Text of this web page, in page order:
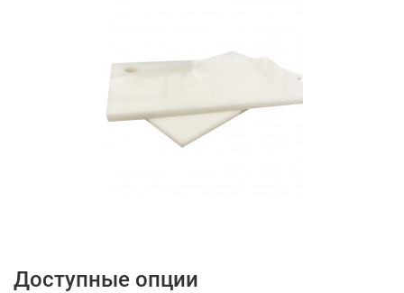
Доступные опции